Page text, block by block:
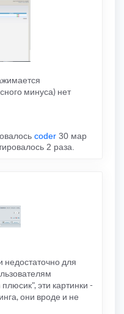
минуса) нет
coder 30 мар
2 раза.
недостаточно для
эти картинки -
они вроде и не